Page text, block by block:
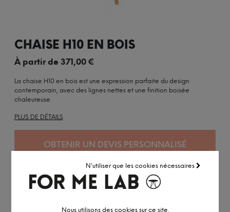
N'utiliser que les cookies nécessaires
Nous utilisons des cookies sur ce site.
CHAISE H10 EN BOIS
À partir de 371,00€
La chaise H10 en bois est une expression parfaite du design
contemporain, avec des lignes nettes et une finition boisée
chaleureuse.
PLUS DE DÉTAILS
OBTENIR UN DEVIS PERSONNALISÉ